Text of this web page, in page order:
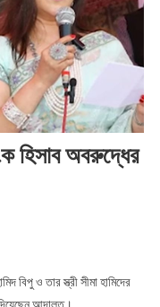
হিসাব অবরুদ্ধের
বিপু ও তার স্ত্রী সীমা হামিদের